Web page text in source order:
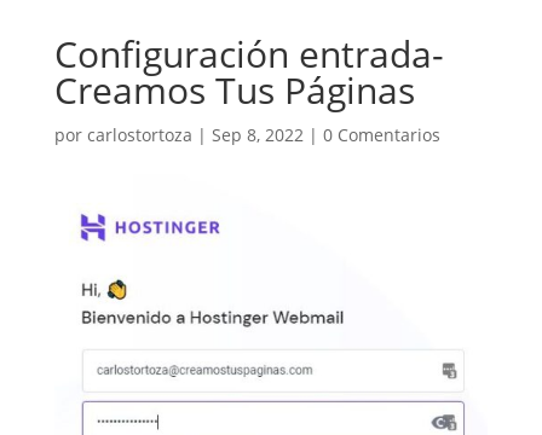
Configuración entrada-
Creamos Tus Páginas
por carlostortoza | Sep 8, 2022| 0 Comentarios